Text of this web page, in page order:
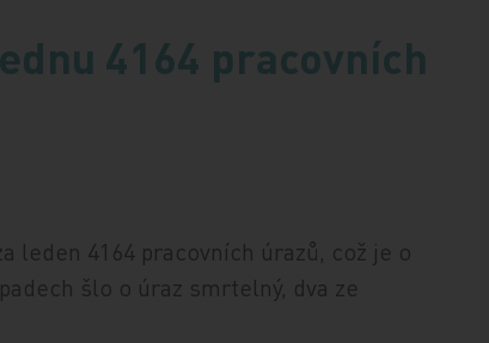
4164 pracovních
leden 4164 pracovních úrazů, což je o
šlo o úraz smrtelný, dva ze